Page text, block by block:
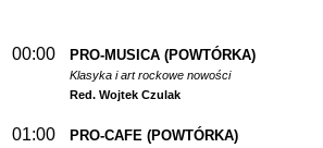
00:00 PRO-MUSICA (POWTÓRKA)
Klasyka i art rockowe nowości
Red. Wojtek Czulak
01:00 PRO-CAFE (POWTÓRKA)